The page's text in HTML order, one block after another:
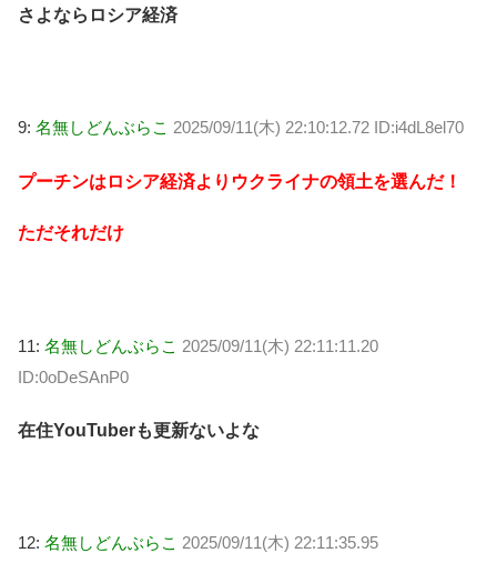
さよならロシア経済
9: 名無しどんぶらこ 2025/09/11(木) 22:10:12.72 ID:i4dL8el70
プーチンはロシア経済よりウクライナの領土を選んだ！
ただそれだけ
11: 名無しどんぶらこ 2025/09/11(木) 22:11:11.20
ID:0oDeSAnP0
在住YouTuberも更新ないよな
12: 名無しどんぶらこ 2025/09/11(木) 22:11:35.95